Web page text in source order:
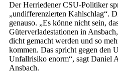
Der Herriedener CSU-Politiker
„undifferenzierten Kahlschlag“.
genauso. „Es könne nicht sein,
Güterverladestationen in
dicht gemacht werden und so
kommen. Das spricht gegen den
Unfallrisiko enorm“, sagt Daniel
Ansbach.